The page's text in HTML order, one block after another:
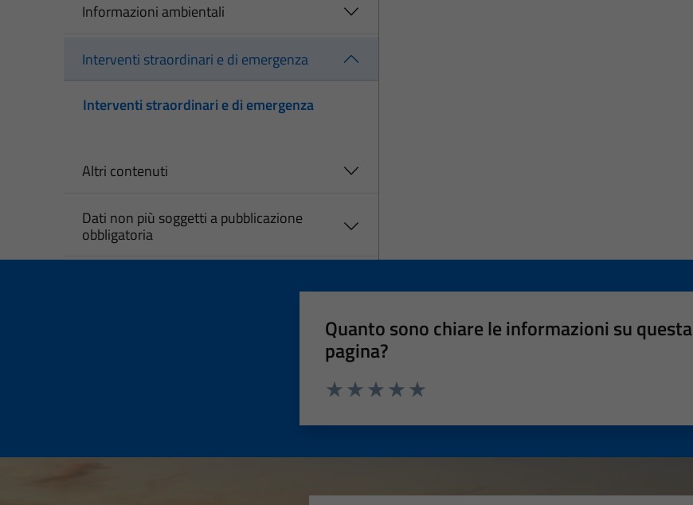
Informazioni ambientali
Interventi straordinari e di emergenza
Interventi straordinari e di emergenza
Altri contenuti
Dati non più soggetti a pubblicazione
obbligatoria
Quanto sono chiare le informazioni su questa
pagina?